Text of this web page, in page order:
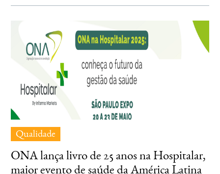
Qualidade
ONA lança livro de 25 anos na Hospitalar,
maior evento de saúde da América Latina